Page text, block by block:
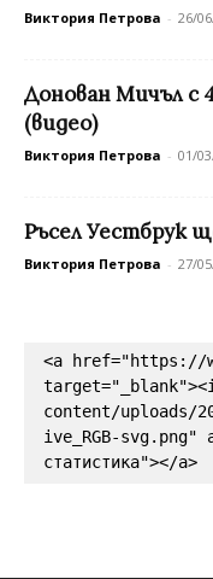
Виктория Петрова - 26/
Донован Мичъл с
(видео)
Виктория Петрова - 01/
Ръсел Уестбрук
Виктория Петрова - 27/
<a href="https://
content/uploads/
ive_RGB-svg.png"
статистика"></a>